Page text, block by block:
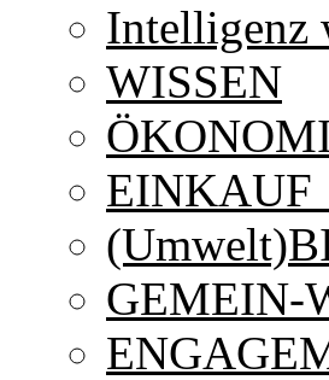
Intelligenz
WISSEN
GEMEIN-